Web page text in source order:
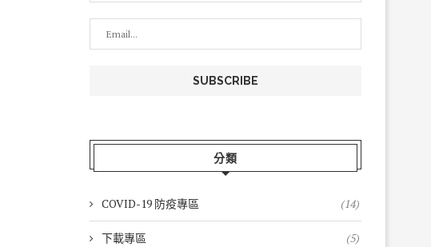
分類
COVID-19 防疫專區 (14)
下載專區 (5)